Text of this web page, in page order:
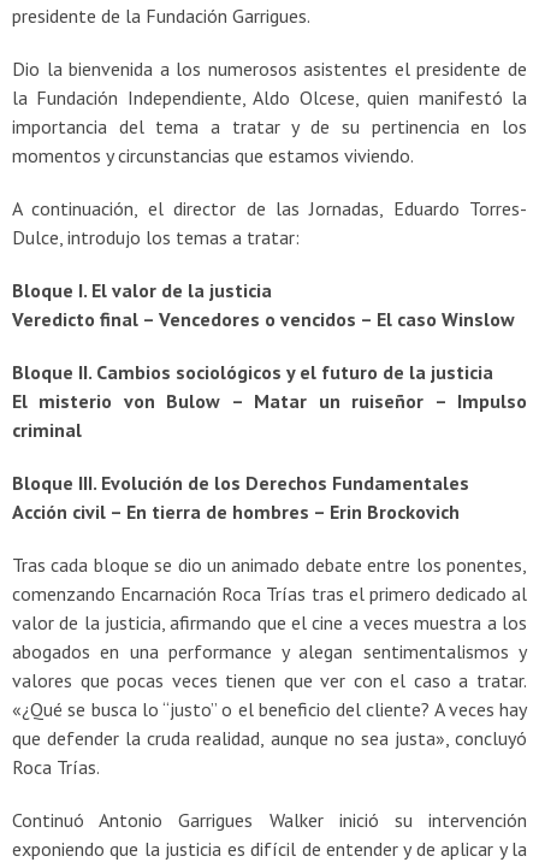
presidente de la Fundación Garrigues.
Dio la bienvenida a los numerosos asistentes el presidente de
la Fundación Independiente, Aldo Olcese, quien manifestó la
importancia del tema a tratar y de su pertinencia en los
momentos y circunstancias que estamos viviendo.
A continuación, el director de las Jornadas, Eduardo Torres-
Dulce, introdujo los temas a tratar:
Bloque I. El valor de la justicia
Veredicto final – Vencedores o vencidos – El caso Winslow
Bloque II. Cambios sociológicos y el futuro de la justicia
El misterio von Bulow – Matar un ruiseñor – Impulso
criminal
Bloque III. Evolución de los Derechos Fundamentales
Acción civil – En tierra de hombres – Erin Brockovich
Tras cada bloque se dio un animado debate entre los ponentes,
comenzando Encarnación Roca Trías tras el primero dedicado al
valor de la justicia, afirmando que el cine a veces muestra a los
abogados en una performance y alegan sentimentalismos y
valores que pocas veces tienen que ver con el caso a tratar.
«¿Qué se busca lo “justo” o el beneficio del cliente? A veces hay
que defender la cruda realidad, aunque no sea justa», concluyó
Roca Trías.
Continuó Antonio Garrigues Walker inició su intervención
exponiendo que la justicia es difícil de entender y de aplicar y la